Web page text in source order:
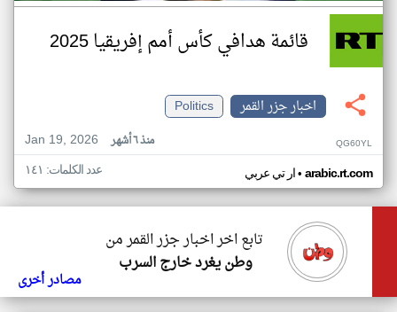
قائمة هدافي كأس أمم إفريقيا 2025
اخبار جزر القمر
Politics
Jan 19, 2026
منذ ٦ أشهر QG60YL
ار تي عربي• arabic.rt.com عدد الكلمات: ١٤١
تابع اخر اخبار جزر القمر من
وطن يغرد خارج السرب
مصادر أخرى